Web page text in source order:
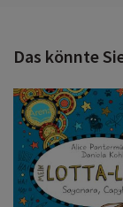
Das könnte